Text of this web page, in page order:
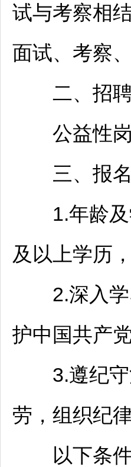
试与考察相
面试、考察
二、 招
公益性岗
三、报名
1.年龄及
及以上学历
2.深入学
护中国共产
3.遵纪守
劳，组织纪
以下条件